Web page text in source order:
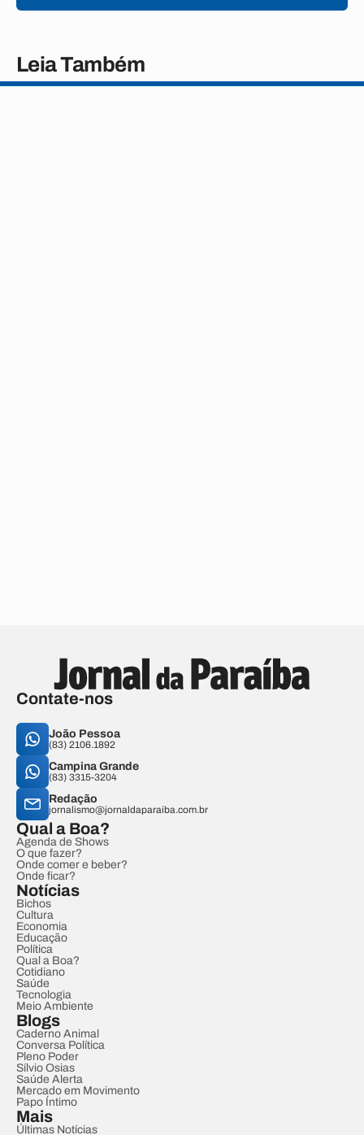
Leia Também
Contate-nos
João Pessoa
(83) 2106.1892
Campina Grande
(83) 3315-3204
Redação
jornalismo@jornaldaparaiba.com.br
Qual a Boa?
Agenda de Shows
O que fazer?
Onde comer e beber?
Onde ficar?
Notícias
Bichos
Cultura
Economia
Educação
Política
Qual a Boa?
Cotidiano
Saúde
Tecnologia
Meio Ambiente
Blogs
Caderno Animal
Conversa Política
Pleno Poder
Sílvio Osias
Saúde Alerta
Mercado em Movimento
Papo Íntimo
Mais
Últimas Notícias